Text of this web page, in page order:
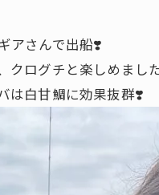
アさんで出船❣️
クログチと楽しめまし
は白甘鯛に効果抜群❣️